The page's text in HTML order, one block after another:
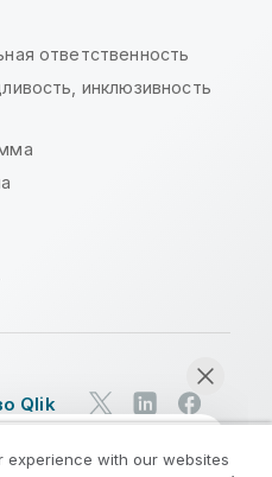
ответственность
инклюзивность
Qlik
experience with our websites